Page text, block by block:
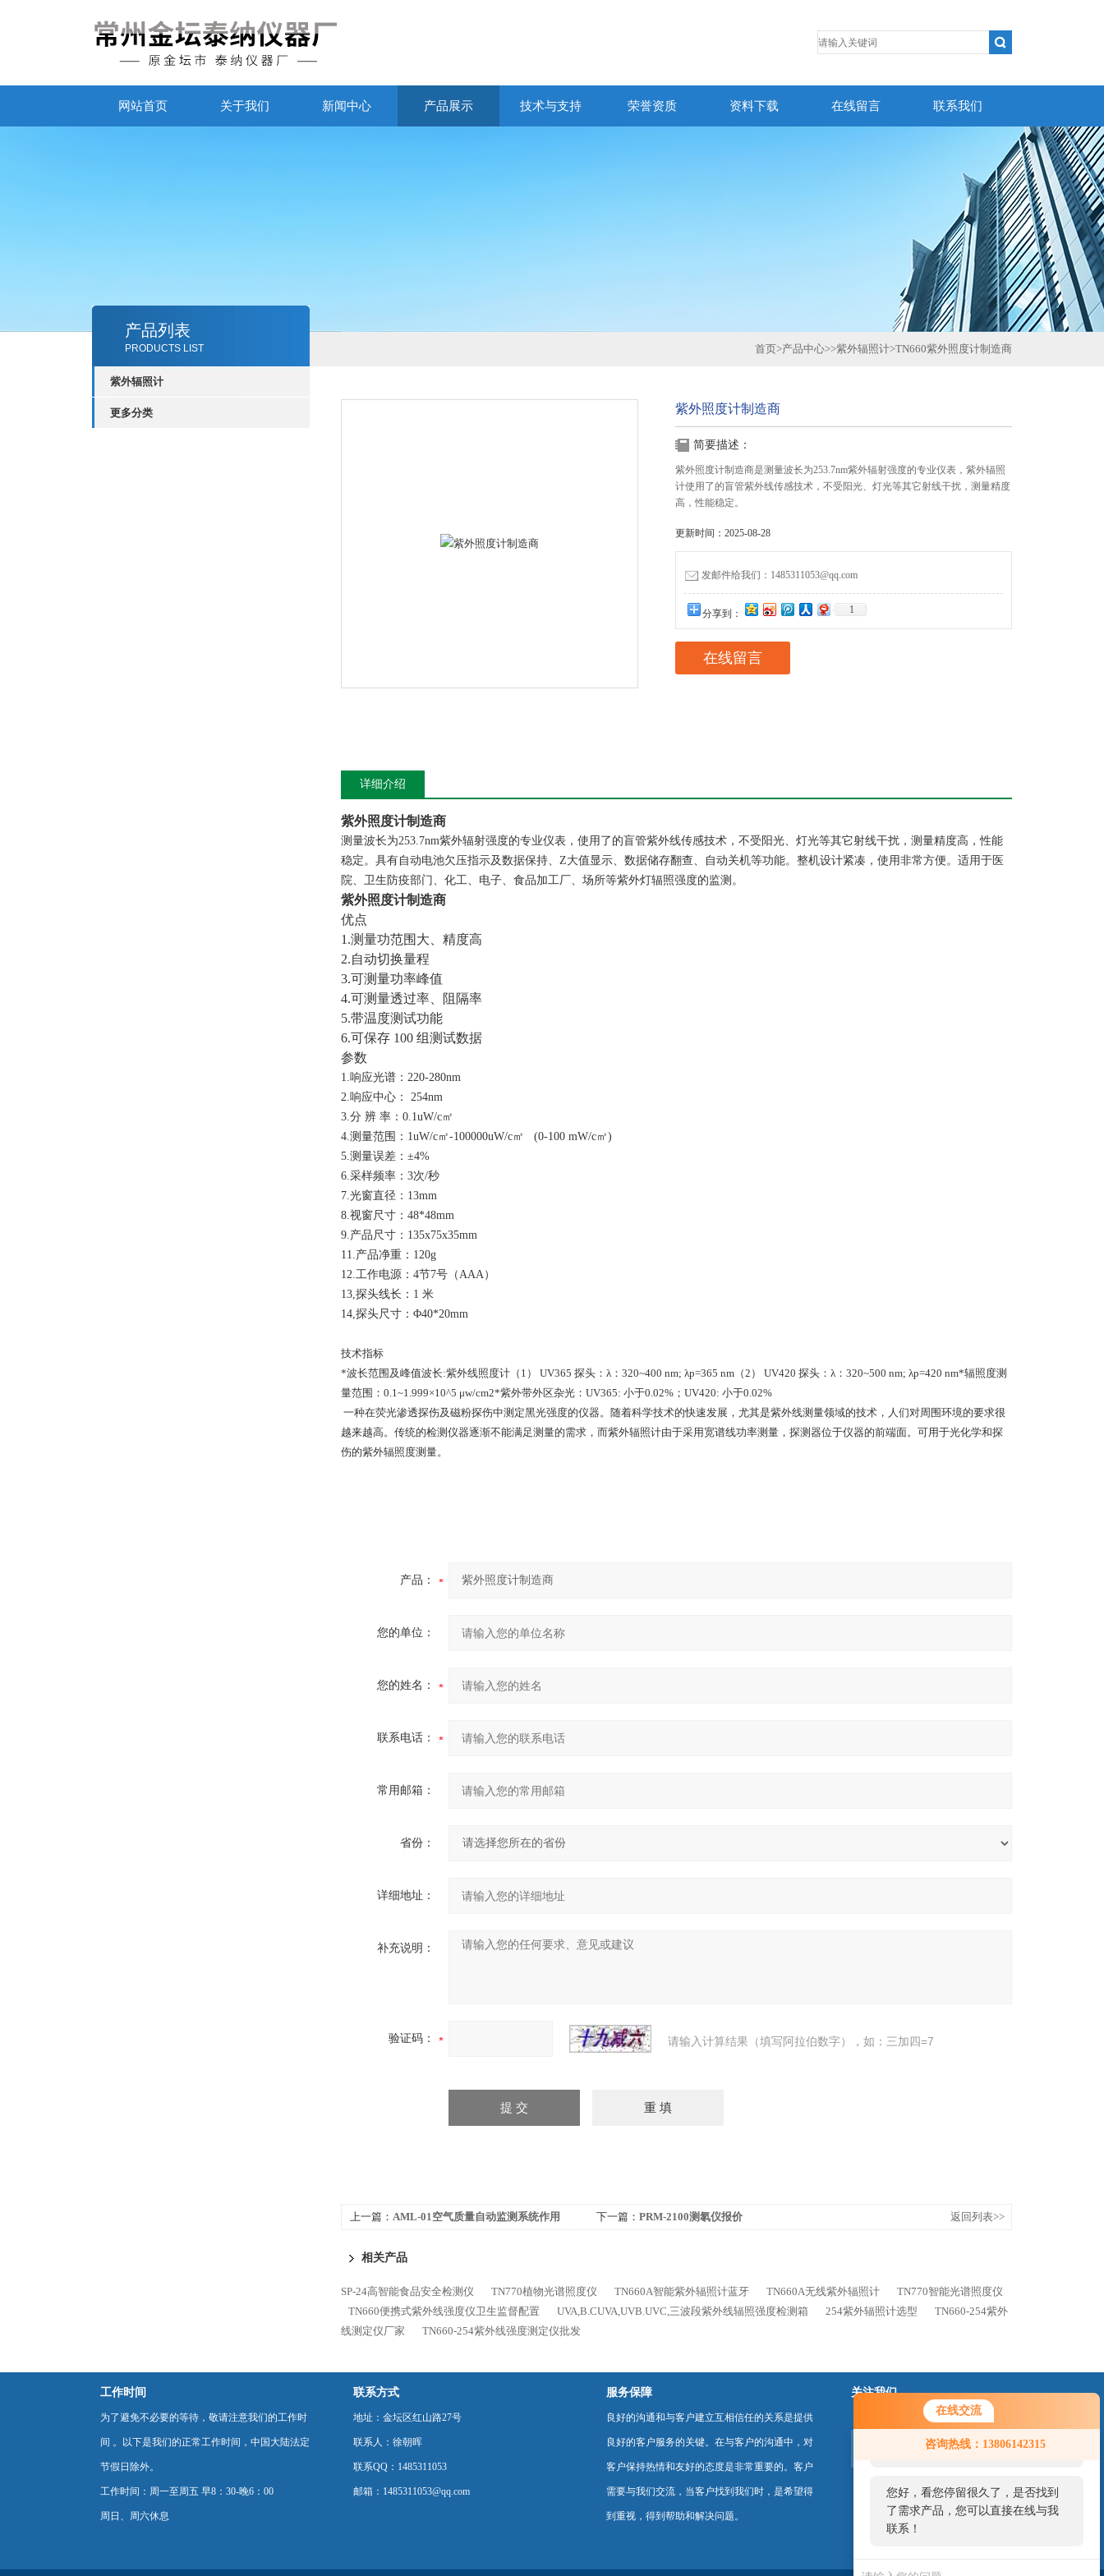
在线交流
咨询热线：13806142315
您好！欢迎前来咨询，很高兴为您
服务，请问您要咨询什么问题呢？
您好，看您停留很久了，是否找到
了需求产品，您可以直接在线与我
联系！
网站首页 关于我们 新闻中心 产品展示 技术与支持 荣誉资质 资料下载 在线留言 联系我们
产品列表
PRODUCTS LIST
紫外辐照计
更多分类
首页>产品中心>>紫外辐照计>TN660紫外照度计制造商
紫外照度计制造商
简要描述：
紫外照度计制造商是测量波长为253.7nm紫外辐射强度的专业仪表，紫外辐照
计使用了的盲管紫外线传感技术，不受阳光、灯光等其它射线干扰，测量精度
高，性能稳定。
更新时间：2025-08-28
发邮件给我们：1485311053@qq.com
分享到： 1
在线留言
详细介绍
紫外照度计制造商
测量波长为253.7nm紫外辐射强度的专业仪表，使用了的盲管紫外线传感技术，不受阳光、灯光等其它射线干扰，测量精度高，性能
稳定。具有自动电池欠压指示及数据保持、Z大值显示、数据储存翻查、自动关机等功能。整机设计紧凑，使用非常方便。适用于医
院、卫生防疫部门、化工、电子、食品加工厂、场所等紫外灯辐照强度的监测。
紫外照度计制造商
优点
1.测量功范围大、精度高
2.自动切换量程
3.可测量功率峰值
4.可测量透过率、阻隔率
5.带温度测试功能
6.可保存 100 组测试数据
参数
1.响应光谱：220-280nm
2.响应中心：
254nm
3.分 辨 率：0.1uW/c㎡
4.测量范围：1uW/c㎡-100000uW/c㎡ (0-100 mW/c㎡)
5.测量误差：±4%
6.采样频率：3次/秒
7.光窗直径：13mm
8.视窗尺寸：48*48mm
9.产品尺寸：135x75x35mm
11.产品净重：120g
12.工作电源：4节7号（AAA）
13,探头线长：1 米
14,探头尺寸：Φ40*20mm
技术指标
*波长范围及峰值波长:紫外线照度计（1） UV365 探头：λ：320~400 nm; λp=365 nm（2） UV420 探头：λ：320~500 nm; λp=420 nm*辐照度测
量范围：0.1~1.999×10^5 μw/cm2*紫外带外区杂光：UV365: 小于0.02%；UV420: 小于0.02%
一种在荧光渗透探伤及磁粉探伤中测定黑光强度的仪器。随着科学技术的快速发展，尤其是紫外线测量领域的技术，人们对周围环境的要求很
越来越高。传统的检测仪器逐渐不能满足测量的需求，而紫外辐照计由于采用宽谱线功率测量，探测器位于仪器的前端面。可用于光化学和探
伤的紫外辐照度测量。
产品：
您的单位：
您的姓名：
联系电话：
常用邮箱：
省份：
详细地址：
补充说明：
验证码： 请输入计算结果（填写阿拉伯数字），如：三加四=7
上一篇： AML-01空气质量自动监测系统作用 下一篇： PRM-2100测氡仪报价 返回列表>>
相关产品
SP-24高智能食品安全检测仪 TN770植物光谱照度仪 TN660A智能紫外辐照计蓝牙 TN660A无线紫外辐照计
TN770智能光谱照度仪
TN660便携式紫外线强度仪卫生监督配置
UVA,B.CUVA,UVB.UVC,三波段紫外线辐照强度检测箱 254紫外辐照计选型
TN660-254紫外
线测定仪厂家
TN660-254紫外线强度测定仪批发
工作时间
为了避免不必要的等待，敬请注意我们的工作时
间 。以下是我们的正常工作时间，中国大陆法定
节假日除外。
工作时间：周一至周五 早8：30-晚6：00
周日、周六休息
联系方式
地址：金坛区红山路27号
联系人：徐朝晖
联系QQ：1485311053
邮箱：1485311053@qq.com
服务保障
良好的沟通和与客户建立互相信任的关系是提供
良好的客户服务的关键。在与客户的沟通中，对
客户保持热情和友好的态度是非常重要的。客户
需要与我们交流，当客户找到我们时，是希望得
到重视，得到帮助和解决问题。
关注我们